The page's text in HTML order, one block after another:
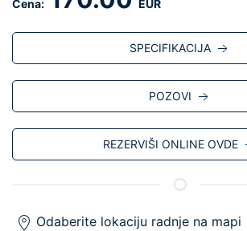
Cena: EUR
SPECIFIKACIJA
POZOVI
REZERVIŠI ONLINE OVDE
Odaberite lokaciju radnje na mapi